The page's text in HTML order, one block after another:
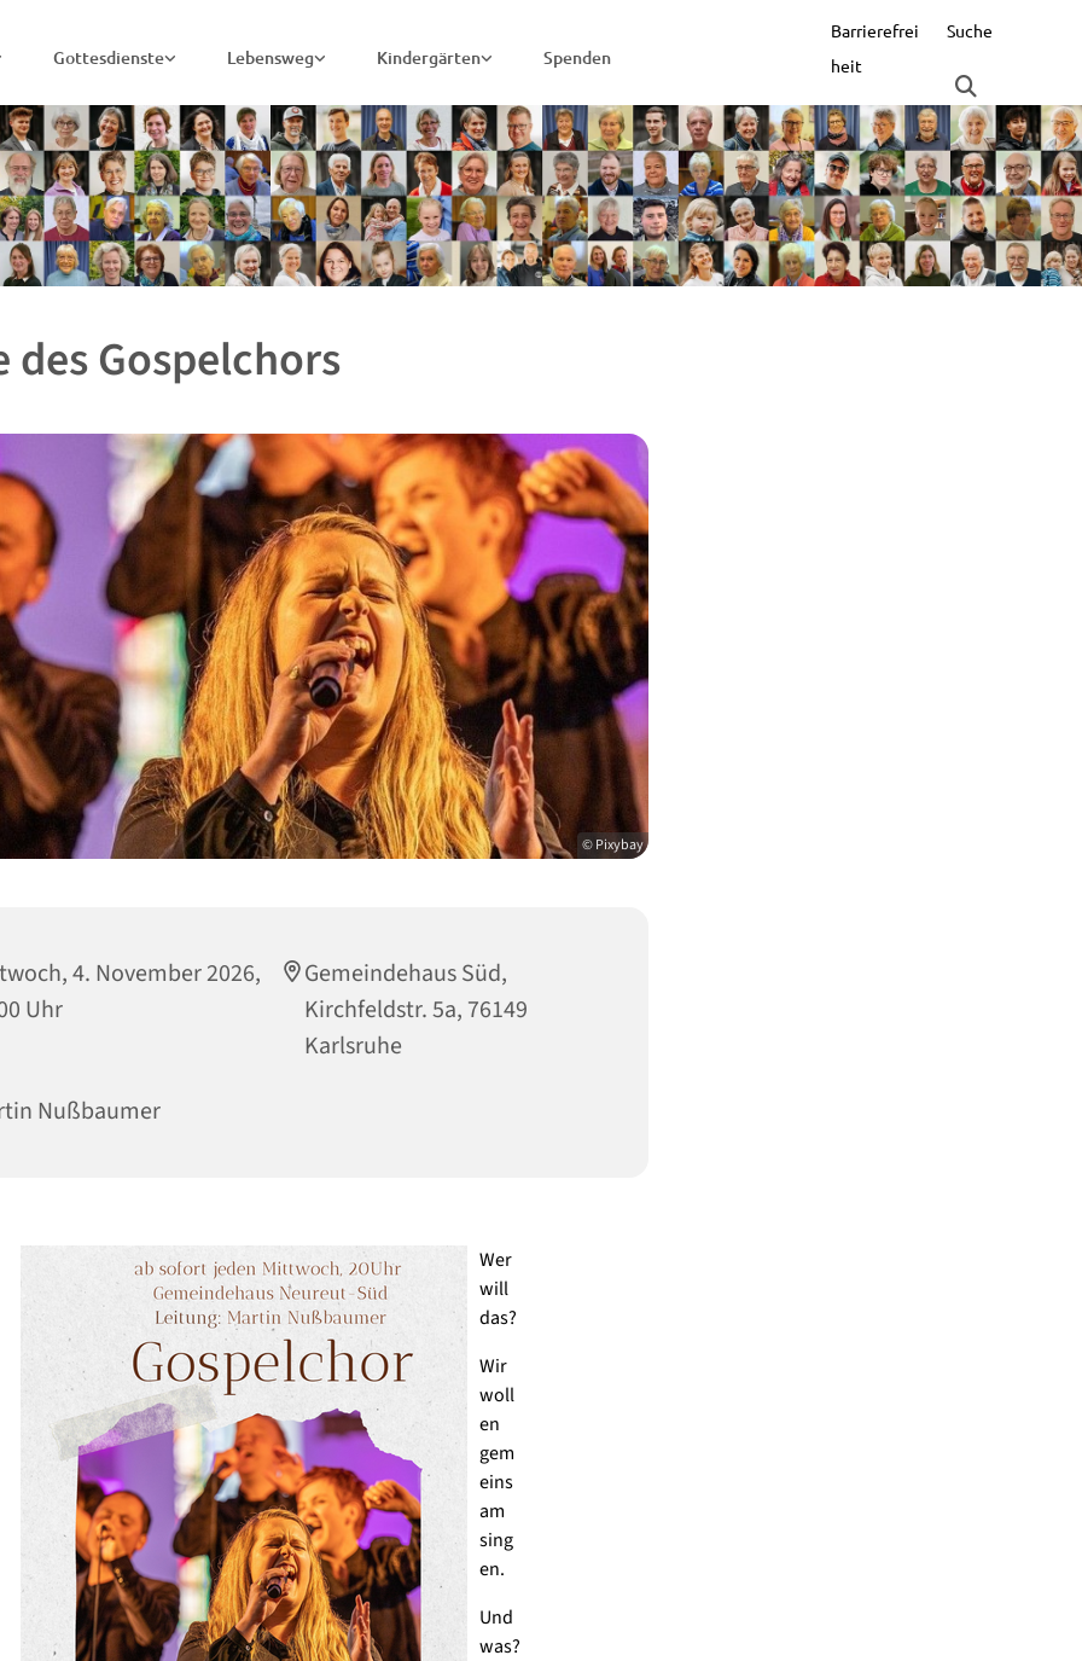
Gottesdienste Lebensweg Kindergärten Spenden
Barrierefrei
heit
Suche
des Gospelchors
© Pixybay
4. November 2026,
Uhr
Gemeindehaus Süd,
Kirchfeldstr. 5a, 76149
Karlsruhe
Nußbaumer
Wer
will
das?
Wir
woll
en
gem
eins
am
sing
en.
Und
was?